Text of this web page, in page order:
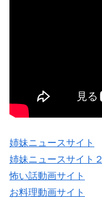
姉妹ニュースサイト
姉妹ニュースサイト２
怖い話動画サイト
お料理動画サイト